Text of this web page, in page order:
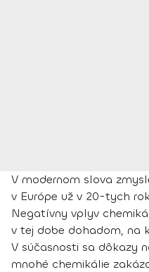
V modernom slova
v Európe už v 20-tych
Negatívny vplyv
v tej dobe dohadom, na
V súčasnosti sa dôkazy
mnohé chemikálie